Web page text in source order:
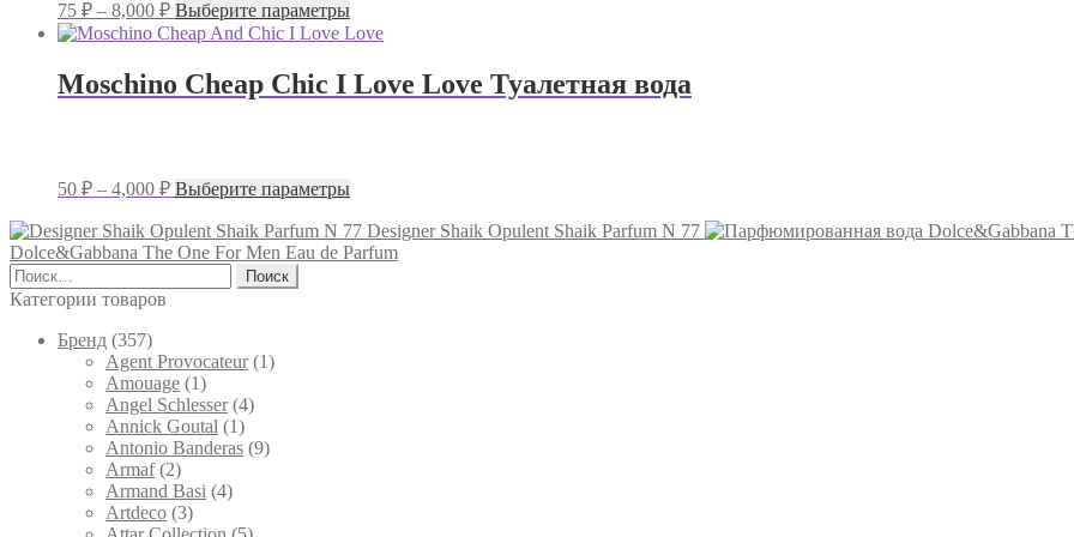
75 ₽ – 8,000 ₽Диапазон
цен:
8,000 ₽
Выберите параметрыЭтот
товар
имеет
несколько
вариаций.
странице
товара.
Moschino Cheap Chic I Love Love Туалетная вода
50 ₽ – 4,000 ₽Диапазон
50 ₽
–
Выберите параметрыЭтот
имеет
несколько
Designer Shaik Opulent Shaik Parfum N 77
Dolce&Gabbana The One For Men Eau de Parfum
Найти:
Категории товаров
Брeнд (357)
Agent Provocateur (1)
Amouage (1)
Angel Schlesser (4)
Annick Goutal (1)
Antonio Banderas (9)
Armaf (2)
Armand Basi (4)
Artdeco (3)